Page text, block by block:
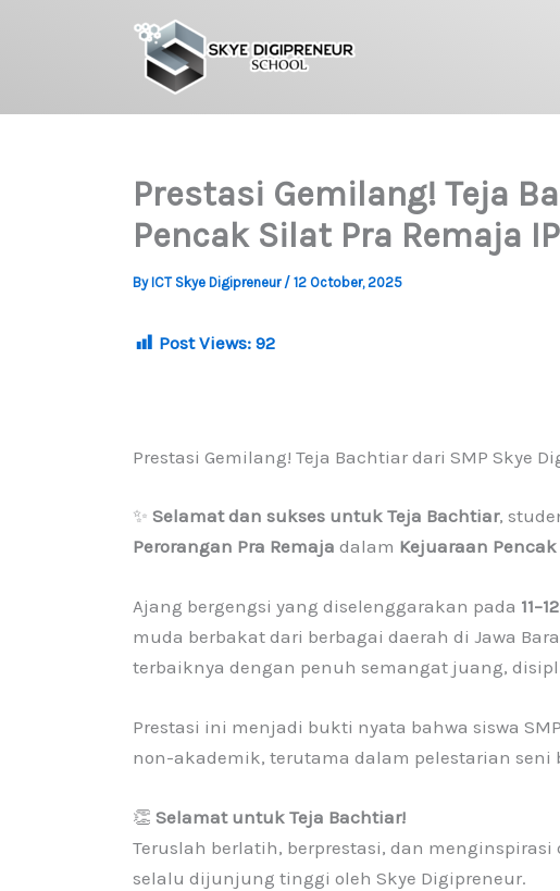
Prestasi Gemilang! Teja
Pencak Silat Pra Remaja
By ICT Skye Digipreneur / 12 October, 2025
Post Views: 92
Prestasi Gemilang! Teja Bachtiar dari SMP Skye
✨ Selamat dan sukses untuk Teja Bachtiar,
Perorangan Pra Remaja dalam Kejuaraan Pencak
Ajang bergengsi yang diselenggarakan pada
muda berbakat dari berbagai daerah di Jawa
terbaiknya dengan penuh semangat juang,
Prestasi ini menjadi bukti nyata bahwa siswa
non-akademik, terutama dalam pelestarian seni
👏 Selamat untuk Teja Bachtiar!
Teruslah berlatih, berprestasi, dan
selalu dijunjung tinggi oleh Skye Digipreneur.